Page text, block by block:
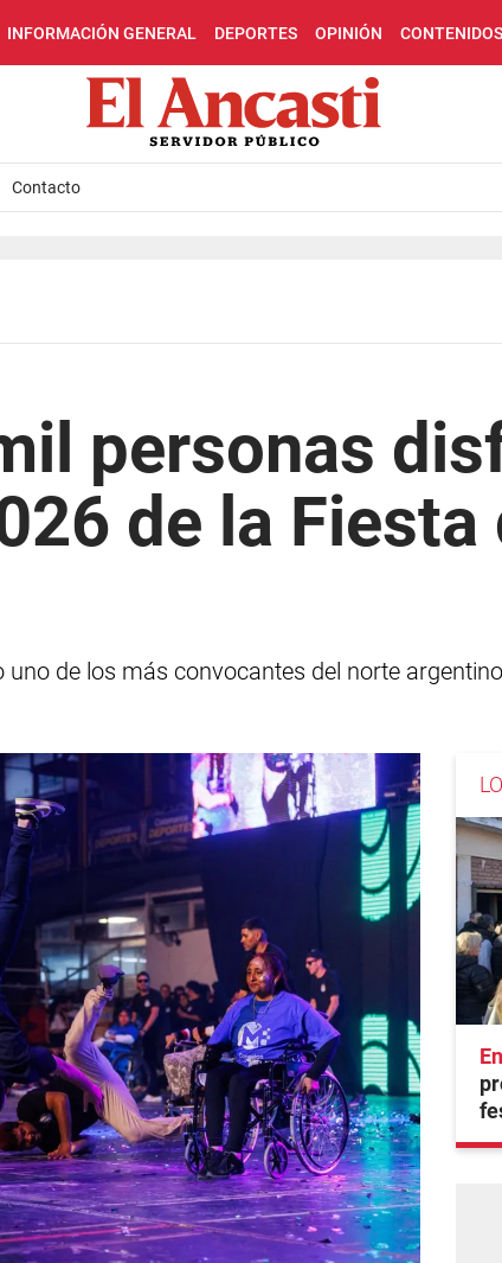
INFORMACIÓN GENERAL DEPORTES OPINIÓN CONTENIDOS
Contacto
personas
de la Fiesta
de los más convocantes del norte